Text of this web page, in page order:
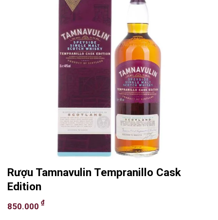
Rượu Tamnavulin Tempranillo Cask
Edition
850.000 ₫